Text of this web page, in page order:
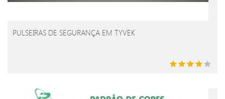
PULSEIRAS DE SEGURANÇA EM TYVEK